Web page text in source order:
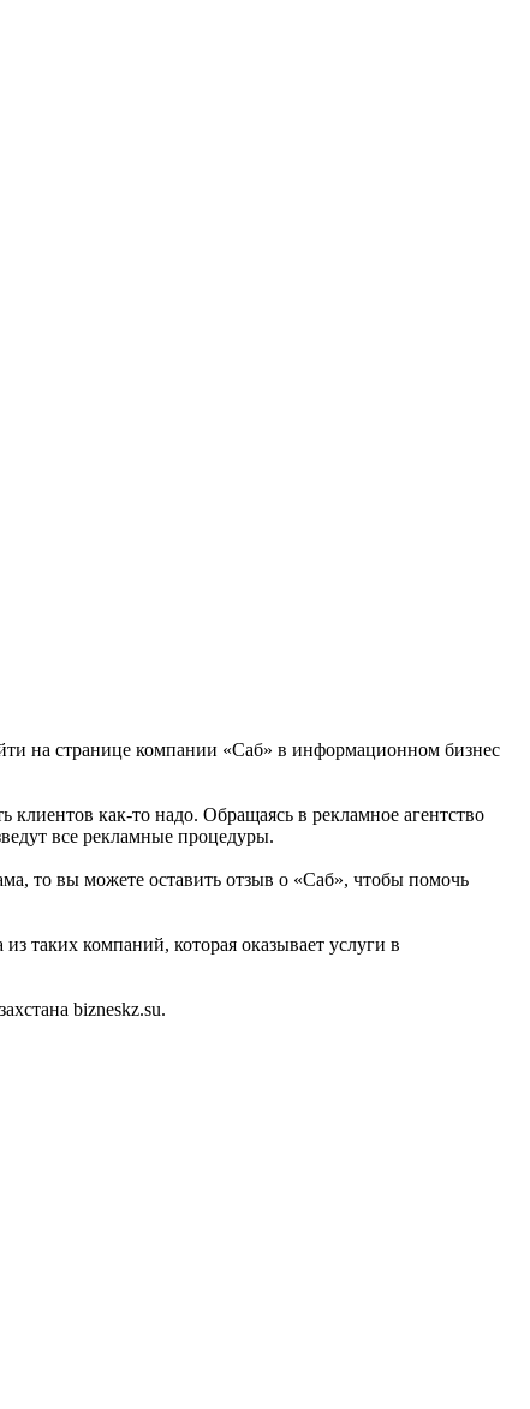
на странице компании «Саб» в информационном бизнес
клиентов как-то надо. Обращаясь в рекламное агентство
все рекламные процедуры.
то вы можете оставить отзыв о «Саб», чтобы помочь
таких компаний, которая оказывает услуги в
bizneskz.su.